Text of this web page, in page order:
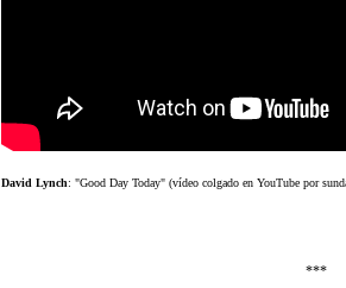
David Lynch: "Good Day Today" (vídeo colgado en YouTube por
***